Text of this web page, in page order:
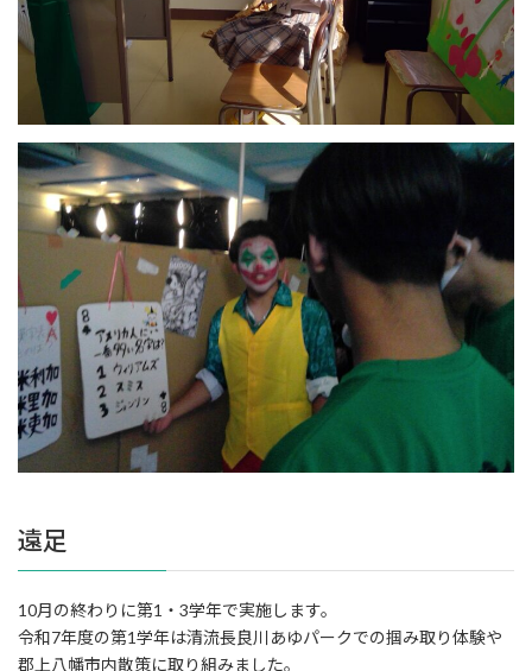
遠足
10月の終わりに第1・3学年で実施します。
令和7年度の第1学年は清流長良川あゆパークでの掴み取り体験や
郡上八幡市内散策に取り組みました。